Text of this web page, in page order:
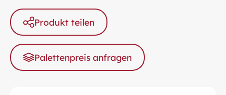
Produkt teilen
Palettenpreis anfragen